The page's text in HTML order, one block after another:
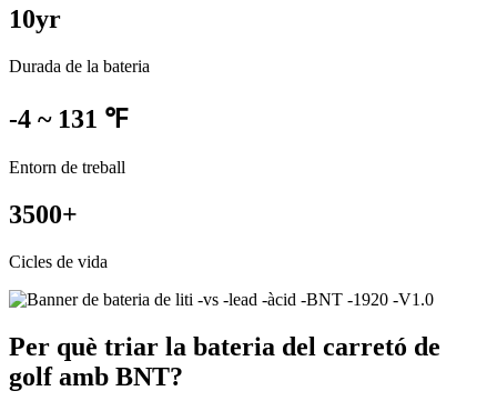
10yr
Durada de la bateria
-4 ~ 131 ℉
Entorn de treball
3500+
Cicles de vida
Per què triar la bateria del carretó de
golf amb BNT?